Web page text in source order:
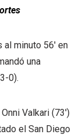
minuto 56′ en
una
0).
Valkari (73′)
el San Diego